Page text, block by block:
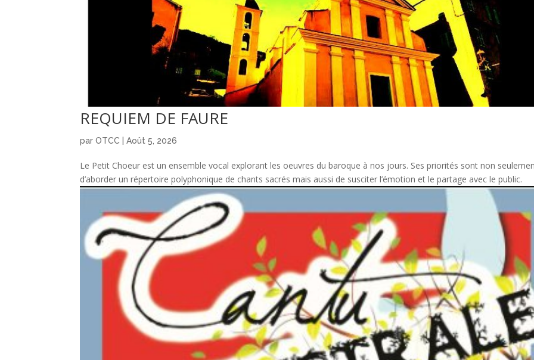
REQUIEM DE FAURE
parOTCC |Août 5, 2026
Le Petit Choeur est un ensemble vocal explorant les oeuvres du baroque à nos jours. Ses priorités sont non
d’aborder un répertoire polyphonique de chants sacrés mais aussi de susciter l’émotion et le partage avec le public.